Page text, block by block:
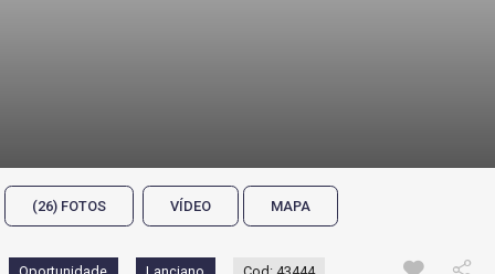
(26) FOTOS VÍDEO MAPA